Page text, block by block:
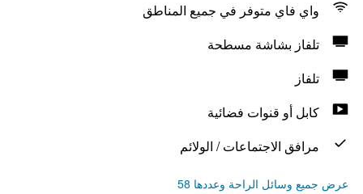
واي فاي متوفر في جميع المناطق
تلفاز بشاشة مسطحة
تلفاز
كابل أو قنوات فضائية
مرافق الاجتماعات / الولائم
عرض جميع وسائل الراحة وعددها 58